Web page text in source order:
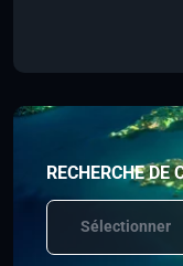
RECHERCHE DE
Sélectionner